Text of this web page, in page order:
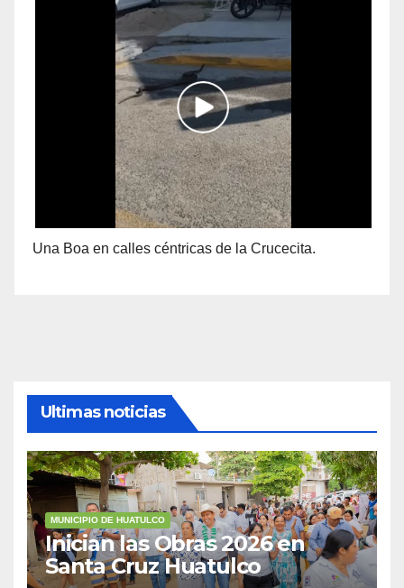
Una Boa en calles céntricas de la Crucecita.
Ultimas noticias
MUNICIPIO DE HUATULCO
Inician las Obras 2026 en
Santa Cruz Huatulco